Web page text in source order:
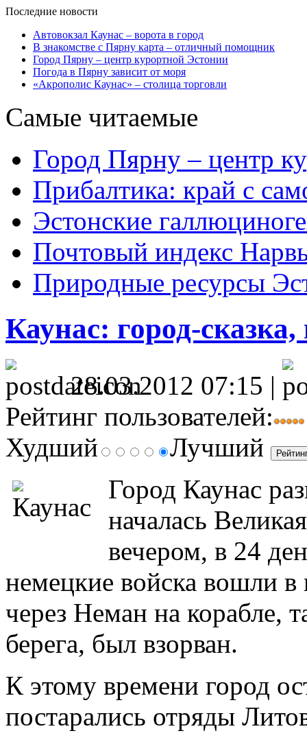
Последние новости
Автовокзал Каунас – ворота в город
В знакомстве с Пярну карта – отличный помощник
Город Пярну – центр курортной Эстонии
Погода в Пярну зависит от моря
«Акрополис Каунас» – столица торговли
Самые читаемые
Город Пярну – центр
Прибалтика: край с
Эстонские
Почтовый индекс
Природные ресурсы
Каунас: город-
28.03.2012 07:15 |
Рейтинг пользователей:
Худший
Лучший
Город Каунас
началась
вечером, в 24
немецкие войска вошли в
через Неман на корабле,
берега, был взорван.
К этому времени город
постарались отряды